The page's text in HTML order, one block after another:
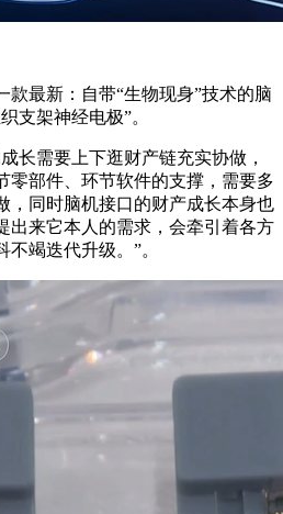
最新：自带“生物现身”技术的脑
支架神经电极”。
需要上下逛财产链充实协做，
零部件、环节软件的支撑，需要多
，同时脑机接口的财产成长本身也
出来它本人的需求，会牵引着各方
竭迭代升级。”。